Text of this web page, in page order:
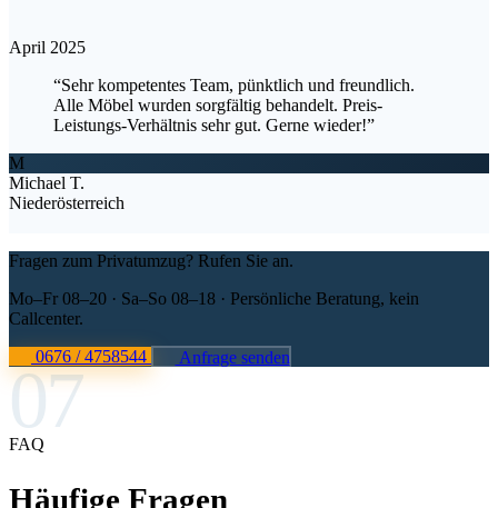
April 2025
“Sehr kompetentes Team, pünktlich und freundlich.
Alle Möbel wurden sorgfältig behandelt. Preis-
Leistungs-Verhältnis sehr gut. Gerne wieder!”
M
Michael T.
Niederösterreich
Fragen zum Privatumzug? Rufen Sie an.
Mo–Fr 08–20 · Sa–So 08–18 · Persönliche Beratung, kein
Callcenter.
0676 / 4758544
Anfrage senden
07
FAQ
Häufige Fragen